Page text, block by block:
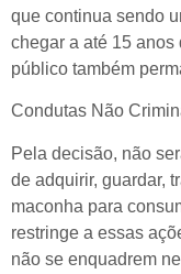
que continua sendo
chegar a até 15 anos
público também
Condutas Não
Pela decisão, não
de adquirir, guardar,
maconha para
restringe a essas
não se enquadrem